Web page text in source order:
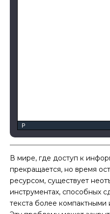
P
В мире, где доступ к
прекращается, но время
ресурсом, существует
инструментах, способных
текста более